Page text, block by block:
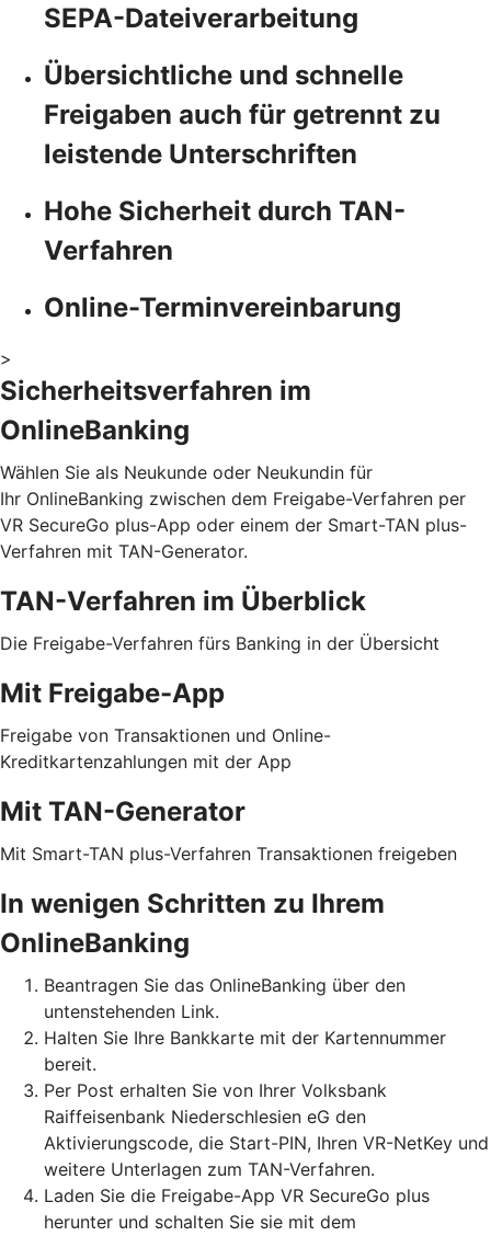
SEPA-Dateiverarbeitung
Übersichtliche und schnelle
Freigaben auch für getrennt zu
leistende Unterschriften
Hohe Sicherheit durch TAN-
Verfahren
Online-Terminvereinbarung
>
Sicherheitsverfahren im
OnlineBanking
Wählen Sie als Neukunde oder Neukundin für
Ihr OnlineBanking zwischen dem Freigabe-Verfahren per
VR SecureGo plus-App oder einem der Smart-TAN plus-
Verfahren mit TAN-Generator.
TAN-Verfahren im Überblick
Die Freigabe-Verfahren fürs Banking in der Übersicht
Mit Freigabe-App
Freigabe von Transaktionen und Online-
Kreditkartenzahlungen mit der App
Mit TAN-Generator
Mit Smart-TAN plus-Verfahren Transaktionen freigeben
In wenigen Schritten zu Ihrem
OnlineBanking
Beantragen Sie das OnlineBanking über den
untenstehenden Link.
Halten Sie Ihre Bankkarte mit der Kartennummer
bereit.
Per Post erhalten Sie von Ihrer Volksbank
Raiffeisenbank Niederschlesien eG den
Aktivierungscode, die Start-PIN, Ihren VR-NetKey und
weitere Unterlagen zum TAN-Verfahren.
Laden Sie die Freigabe-App VR SecureGo plus
herunter und schalten Sie sie mit dem